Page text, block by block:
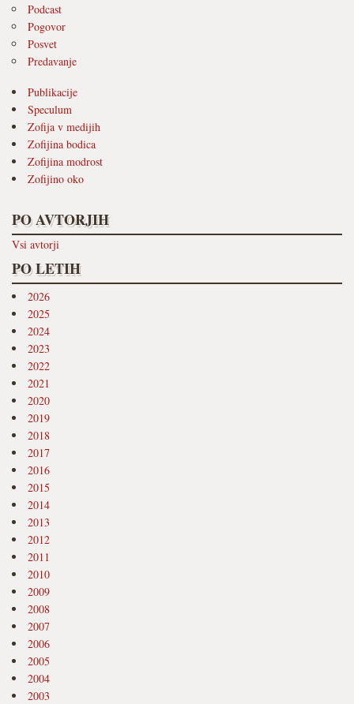
Podcast
Pogovor
Posvet
Predavanje
Publikacije
Speculum
Zofija v medijih
Zofijina bodica
Zofijina modrost
Zofijino oko
PO AVTORJIH
Vsi avtorji
PO LETIH
2026
2025
2024
2023
2022
2021
2020
2019
2018
2017
2016
2015
2014
2013
2012
2011
2010
2009
2008
2007
2006
2005
2004
2003